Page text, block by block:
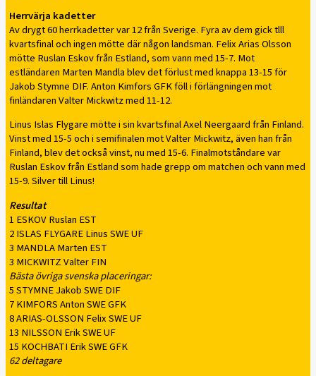
Herrvärja kadetter
Av drygt 60 herrkadetter var 12 från Sverige. Fyra av dem gick tlll
kvartsfinal och ingen mötte där någon landsman. Felix Arias Olsson
mötte Ruslan Eskov från Estland, som vann med 15-7. Mot
estländaren Marten Mandla blev det förlust med knappa 13-15 för
Jakob Stymne DIF. Anton Kimfors GFK föll i förlängningen mot
finländaren Valter Mickwitz med 11-12.
Linus Islas Flygare mötte i sin kvartsfinal Axel Neergaard från Finland.
Vinst med 15-5 och i semifinalen mot Valter Mickwitz, även han från
Finland, blev det också vinst, nu med 15-6. Finalmotståndare var
Ruslan Eskov från Estland som hade grepp om matchen och vann med
15-9. Silver till Linus!
Resultat
1 ESKOV Ruslan EST
2 ISLAS FLYGARE Linus SWE UF
3 MANDLA Marten EST
3 MICKWITZ Valter FIN
Bästa övriga svenska placeringar:
5 STYMNE Jakob SWE DIF
7 KIMFORS Anton SWE GFK
8 ARIAS-OLSSON Felix SWE UF
13 NILSSON Erik SWE UF
15 KOCHBATI Erik SWE GFK
62 deltagare